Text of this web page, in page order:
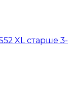
XL старше 3-